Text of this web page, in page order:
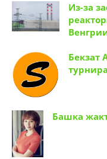
Из-за
Бекзат
Башка